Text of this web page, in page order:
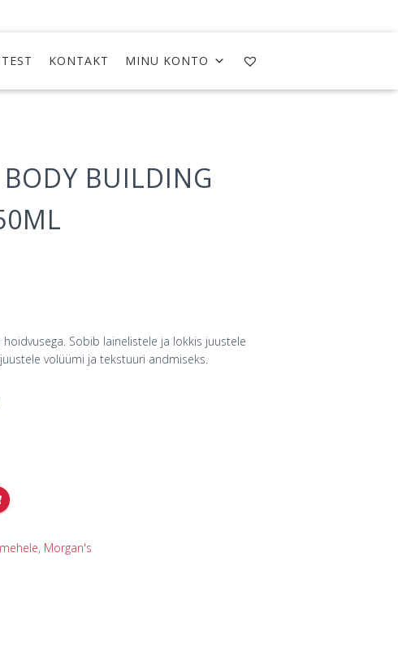
KONTAKT MINU KONTO
BODY BUILDING
Sobib lainelistele ja lokkis juustele
volüümi ja tekstuuri andmiseks.
, Morgan's